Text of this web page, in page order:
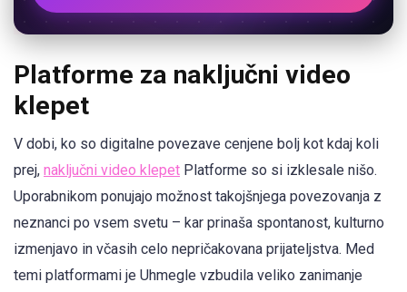
Platforme za naključni video
klepet
V dobi, ko so digitalne povezave cenjene bolj kot kdaj koli
prej, naključni video klepet Platforme so si izklesale nišo.
Uporabnikom ponujajo možnost takojšnjega povezovanja z
neznanci po vsem svetu – kar prinaša spontanost, kulturno
izmenjavo in včasih celo nepričakovana prijateljstva. Med
temi platformami je Uhmegle vzbudila veliko zanimanje